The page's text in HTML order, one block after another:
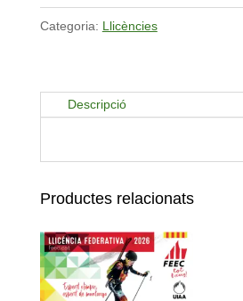
sub
Categoria: Llicències
Descripció
Productes relacionats